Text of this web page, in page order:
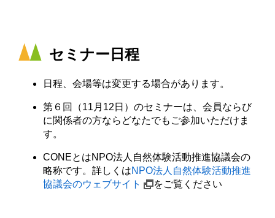
セミナー日程
日程、会場等は変更する場合があります。
第６回（11月12日）のセミナーは、会員ならび
に関係者の方ならどなたでもご参加いただけま
す。
CONEとはNPO法人自然体験活動推進協議会の
略称です。詳しくはNPO法人自然体験活動推進
協議会のウェブサイト
をご覧ください